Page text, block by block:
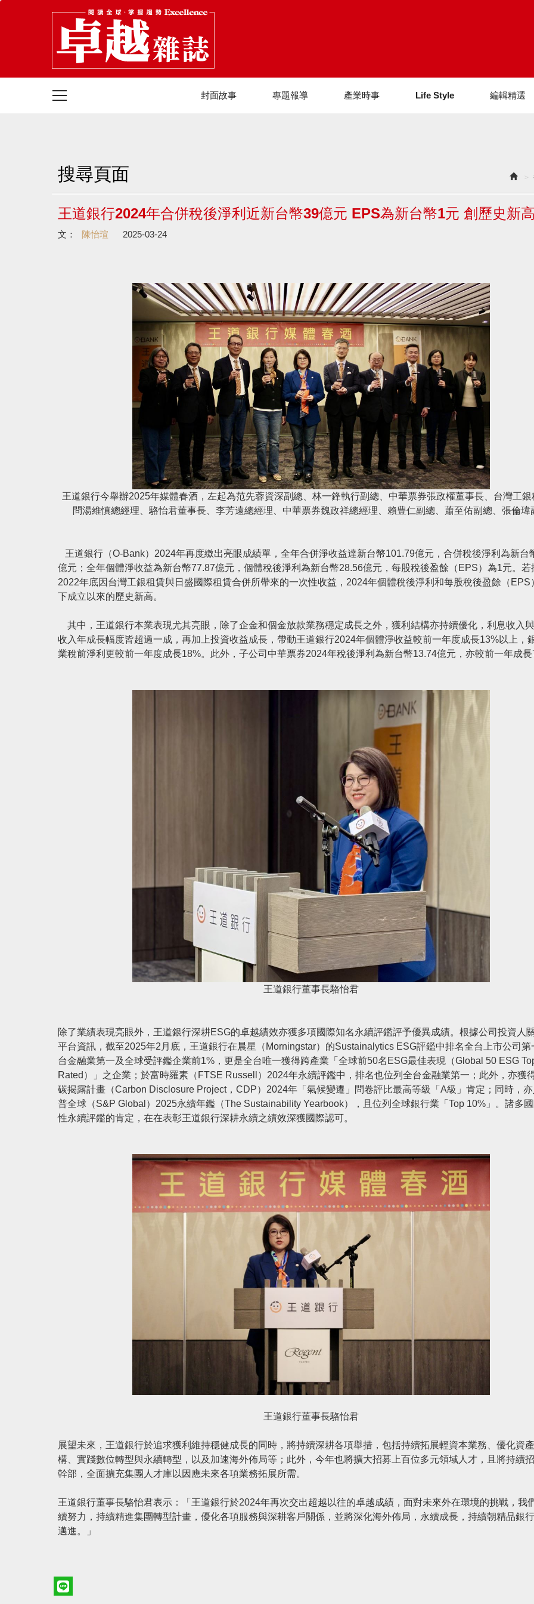
封面故事 專題報導 產業時事 Life Style 編輯精選
搜尋頁面
王道銀行2024年合併稅後淨利近新台幣39億元 EPS為新台幣1元 創歷史新高
文： 陳怡瑄 2025-03-24
王道銀行今舉辦2025年媒體春酒，左起為范先蓉資深副總、林一鋒執行副總、中華票券張政權董事長、台灣工銀
問湯維慎總經理、駱怡君董事長、李芳遠總經理、中華票券魏政祥總經理、賴豊仁副總、蕭至佑副總、張倫瑋
王道銀行（O-Bank）2024年再度繳出亮眼成績單，全年合併淨收益達新台幣101.79億元，合併稅後淨利為新台
億元；全年個體淨收益為新台幣77.87億元，個體稅後淨利為新台幣28.56億元，每股稅後盈餘（EPS）為1元。若
2022年底因台灣工銀租賃與日盛國際租賃合併所帶來的一次性收益，2024年個體稅後淨利和每股稅後盈餘（EPS
下成立以來的歷史新高。
其中，王道銀行本業表現尤其亮眼，除了企金和個金放款業務穩定成長之外，獲利結構亦持續優化，利息收入
收入年成長幅度皆超過一成，再加上投資收益成長，帶動王道銀行2024年個體淨收益較前一年度成長13%以上，
業稅前淨利更較前一年度成長18%。此外，子公司中華票券2024年稅後淨利為新台幣13.74億元，亦較前一年成長
王道銀行董事長駱怡君
除了業績表現亮眼外，王道銀行深耕ESG的卓越績效亦獲多項國際知名永續評鑑評予優異成績。根據公司投資人
平台資訊，截至2025年2月底，王道銀行在晨星（Morningstar）的Sustainalytics ESG評鑑中排名全台上市公司第
台金融業第一及全球受評鑑企業前1%，更是全台唯一獲得跨產業「全球前50名ESG最佳表現（Global 50 ESG
Rated）」之企業；於富時羅素（FTSE Russell）2024年永續評鑑中，排名也位列全台金融業第一；此外，亦獲
碳揭露計畫（Carbon Disclosure Project，CDP）2024年「氣候變遷」問卷評比最高等級「A級」肯定；同時，
普全球（S&P Global）2025永續年鑑（The Sustainability Yearbook），且位列全球銀行業「Top 10%」。諸多
性永續評鑑的肯定，在在表彰王道銀行深耕永續之績效深獲國際認可。
王道銀行董事長駱怡君
展望未來，王道銀行於追求獲利維持穩健成長的同時，將持續深耕各項舉措，包括持續拓展輕資本業務、優化資
構、實踐數位轉型與永續轉型，以及加速海外佈局等；此外，今年也將擴大招募上百位多元領域人才，且將持續
幹部，全面擴充集團人才庫以因應未來各項業務拓展所需。
王道銀行董事長駱怡君表示：「王道銀行於2024年再次交出超越以往的卓越成績，面對未來外在環境的挑戰，我
續努力，持續精進集團轉型計畫，優化各項服務與深耕客戶關係，並將深化海外佈局，永續成長，持續朝精品銀
邁進。」